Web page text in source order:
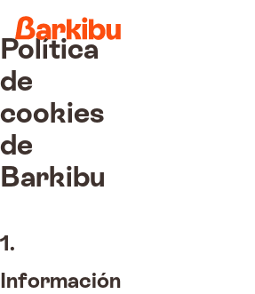
Política
de
cookies
de
Barkibu
1.
Información